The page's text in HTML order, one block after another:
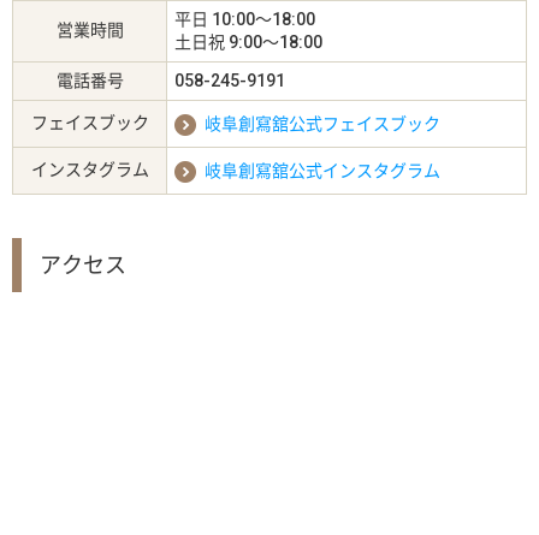
営業時間
平日 10:00～18:00
土日祝 9:00～18:00
電話番号
058-245-9191
フェイスブック 岐阜創寫舘公式フェイスブック
インスタグラム 岐阜創寫舘公式インスタグラム
アクセス